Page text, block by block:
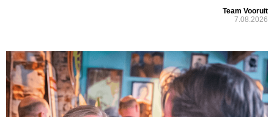
Team Vooruit
7.08.2026